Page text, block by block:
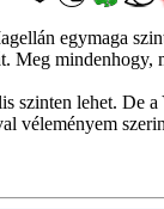
egymaga
Meg mindenhogy,
szinten lehet. De
véleményem